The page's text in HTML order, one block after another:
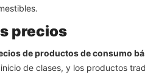
precios
de productos de consumo
de clases, y los productos